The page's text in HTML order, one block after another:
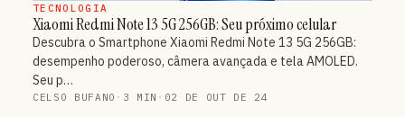
TECNOLOGIA
Xiaomi Redmi Note 13 5G 256GB: Seu próximo celular
Descubra o Smartphone Xiaomi Redmi Note 13 5G 256GB:
desempenho poderoso, câmera avançada e tela AMOLED.
Seu p…
CELSO BUFANO · 3 MIN · 02 DE OUT DE 24